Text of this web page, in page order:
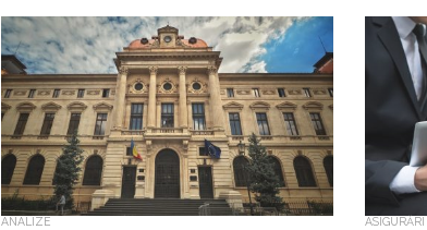
ANALIZE ASIGURĂRI